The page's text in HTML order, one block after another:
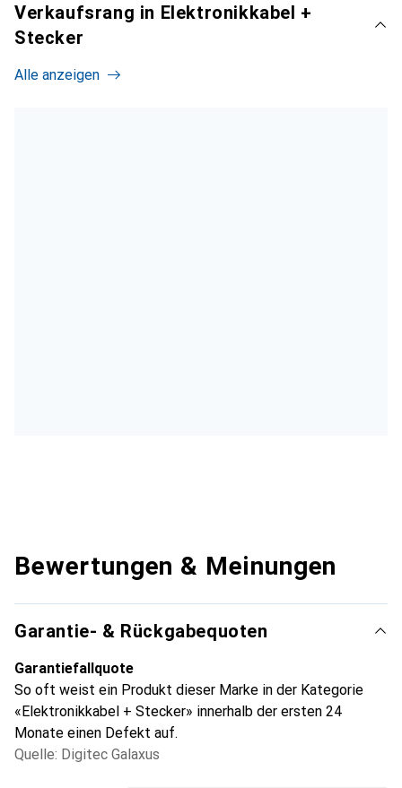
Verkaufsrang in Elektronikkabel +
Stecker
Alle anzeigen
Bewertungen & Meinungen
Garantie- & Rückgabequoten
Garantiefallquote
So oft weist ein Produkt dieser Marke in der Kategorie
«Elektronikkabel + Stecker» innerhalb der ersten 24
Monate einen Defekt auf.
Quelle: Digitec Galaxus